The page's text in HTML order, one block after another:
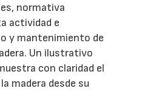
normativa
actividad e
y mantenimiento de
Un ilustrativo
con claridad el
madera desde su